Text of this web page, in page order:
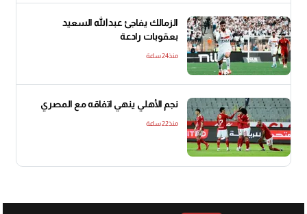
الزمالك يفاجئ عبدالله السعيد
بعقوبات رادعة
منذ24 ساعة
نجم الأهلي ينهي اتفاقه مع المصري
منذ22 ساعة